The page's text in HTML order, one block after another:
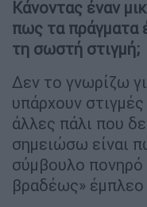
Κάνοντας έναν
πως τα πράγματα
τη σωστή στιγμή;
Δεν το γνωρίζω
υπάρχουν
άλλες πάλι που
σημειώσω είναι
σύμβουλο πονηρό
βραδέως» έμπλεο